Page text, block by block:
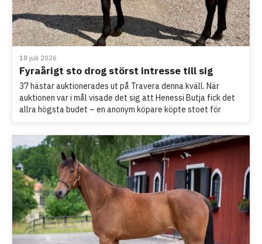
18 juli 2026
Fyraårigt sto drog störst intresse till sig
37 hästar auktionerades ut på Travera denna kväll. När
auktionen var i mål visade det sig att Henessi Butja fick det
allra högsta budet – en anonym köpare köpte stoet för